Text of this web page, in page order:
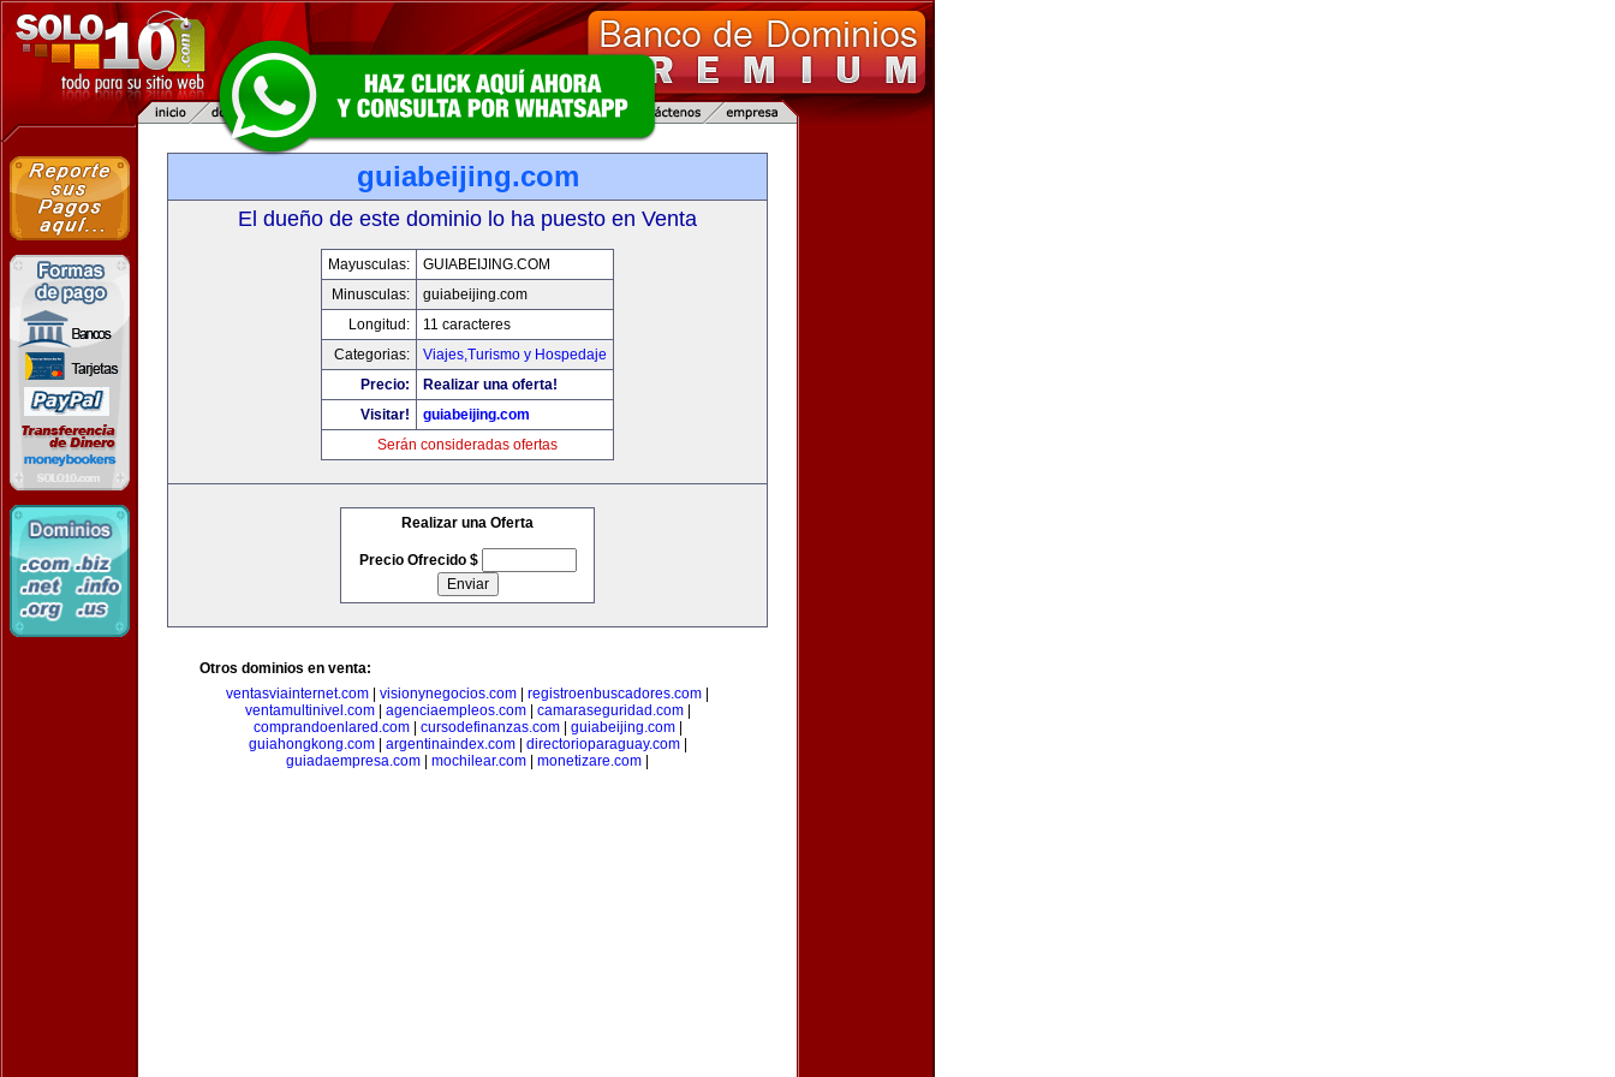
guiabeijing.com
El dueño de este dominio lo ha puesto en Venta
Mayusculas:
GUIABEIJING.COM
Minusculas:
guiabeijing.com
Longitud:
11 caracteres
Categorias:
Viajes,Turismo y Hospedaje
Precio:
Realizar una oferta!
Visitar!
guiabeijing.com
Serán consideradas ofertas
Realizar una Oferta
Precio Ofrecido $
Otros dominios en venta:
ventasviainternet.com
visionynegocios.com registroenbuscadores.com
ventamultinivel.com| agenciaempleos.com| camaraseguridad.com|
comprandoenlared.com| cursodefinanzas.com| guiabeijing.com|
guiahongkong.com| argentinaindex.com| directorioparaguay.com|
guiadaempresa.com
mochilear.com monetizare.com